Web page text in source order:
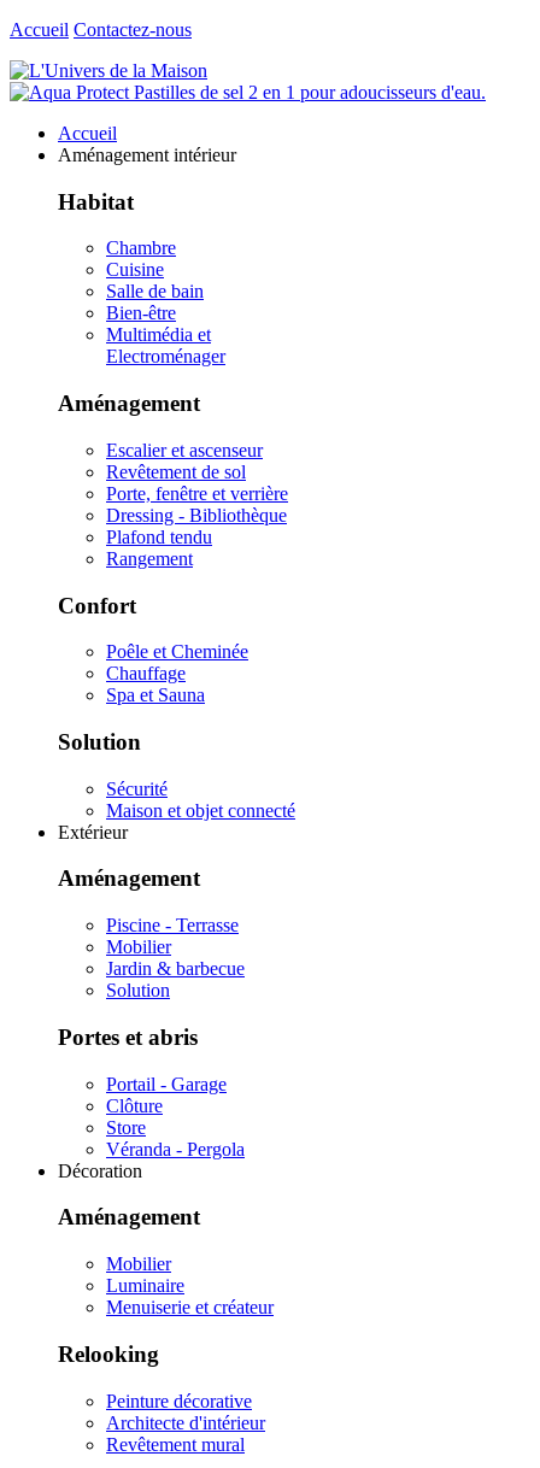
Accueil Contactez-nous
Accueil
Aménagement intérieur
Habitat
Chambre
Cuisine
Salle de bain
Bien-être
Multimédia et
Electroménager
Aménagement
Escalier et ascenseur
Revêtement de sol
Porte, fenêtre et verrière
Dressing - Bibliothèque
Plafond tendu
Rangement
Confort
Poêle et Cheminée
Chauffage
Spa et Sauna
Solution
Sécurité
Maison et objet connecté
Extérieur
Aménagement
Piscine - Terrasse
Mobilier
Jardin & barbecue
Solution
Portes et abris
Portail - Garage
Clôture
Store
Véranda - Pergola
Décoration
Aménagement
Mobilier
Luminaire
Menuiserie et créateur
Relooking
Peinture décorative
Architecte d'intérieur
Revêtement mural